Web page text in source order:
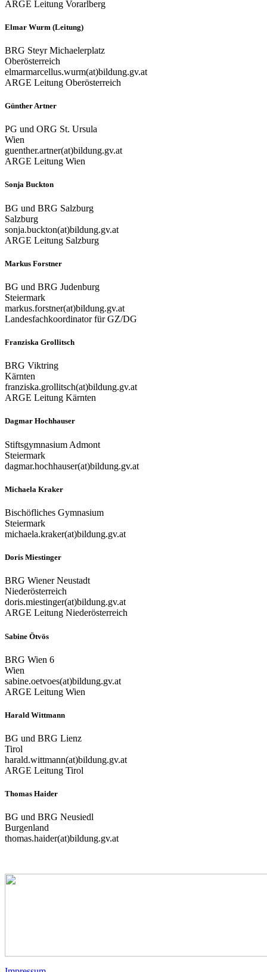
ARGE Leitung Vorarlberg
Elmar Wurm (Leitung)
BRG Steyr Michaelerplatz
Oberösterreich
elmarmarcellus.wurm(at)bildung.gv.at
ARGE Leitung Oberösterreich
Günther Artner
PG und ORG St. Ursula
Wien
guenther.artner(at)bildung.gv.at
ARGE Leitung Wien
Sonja Buckton
BG und BRG Salzburg
Salzburg
sonja.buckton(at)bildung.gv.at
ARGE Leitung Salzburg
Markus Forstner
BG und BRG Judenburg
Steiermark
markus.forstner(at)bildung.gv.at
Landesfachkoordinator für GZ/DG
Franziska Grollitsch
BRG Viktring
Kärnten
franziska.grollitsch(at)bildung.gv.at
ARGE Leitung Kärnten
Dagmar Hochhauser
Stiftsgymnasium Admont
Steiermark
dagmar.hochhauser(at)bildung.gv.at
Michaela Kraker
Bischöfliches Gymnasium
Steiermark
michaela.kraker(at)bildung.gv.at
Doris Miestinger
BRG Wiener Neustadt
Niederösterreich
doris.miestinger(at)bildung.gv.at
ARGE Leitung Niederösterreich
Sabine Ötvös
BRG Wien 6
Wien
sabine.oetvoes(at)bildung.gv.at
ARGE Leitung Wien
Harald Wittmann
BG und BRG Lienz
Tirol
harald.wittmann(at)bildung.gv.at
ARGE Leitung Tirol
Thomas Haider
BG und BRG Neusiedl
Burgenland
thomas.haider(at)bildung.gv.at